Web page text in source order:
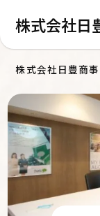
株式会社日
株式会社日豊商事